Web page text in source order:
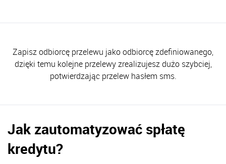
Zapisz odbiorcę przelewu jako odbiorcę zdefiniowanego,
dzięki temu kolejne przelewy zrealizujesz dużo szybciej,
potwierdzając przelew hasłem sms.
Jak zautomatyzować spłatę
kredytu?